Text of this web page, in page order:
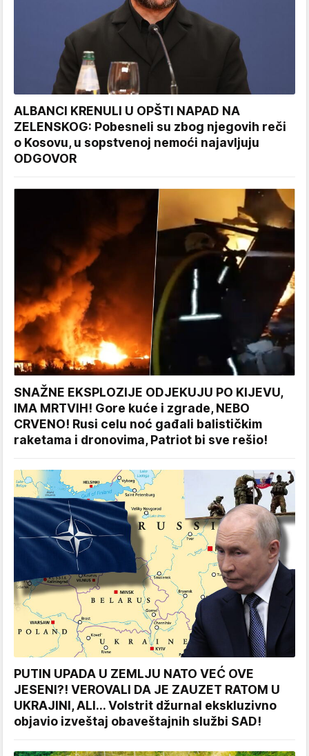
ALBANCI KRENULI U OPŠTI NAPAD NA
ZELENSKOG: Pobesneli su zbog njegovih reči
o Kosovu, u sopstvenoj nemoći najavljuju
ODGOVOR
SNAŽNE EKSPLOZIJE ODJEKUJU PO KIJEVU,
IMA MRTVIH! Gore kuće i zgrade, NEBO
CRVENO! Rusi celu noć gađali balističkim
raketama i dronovima, Patriot bi sve rešio!
PUTIN UPADA U ZEMLJU NATO VEĆ OVE
JESENI?! VEROVALI DA JE ZAUZET RATOM U
UKRAJINI, ALI... Volstrit džurnal ekskluzivno
objavio izveštaj obaveštajnih službi SAD!